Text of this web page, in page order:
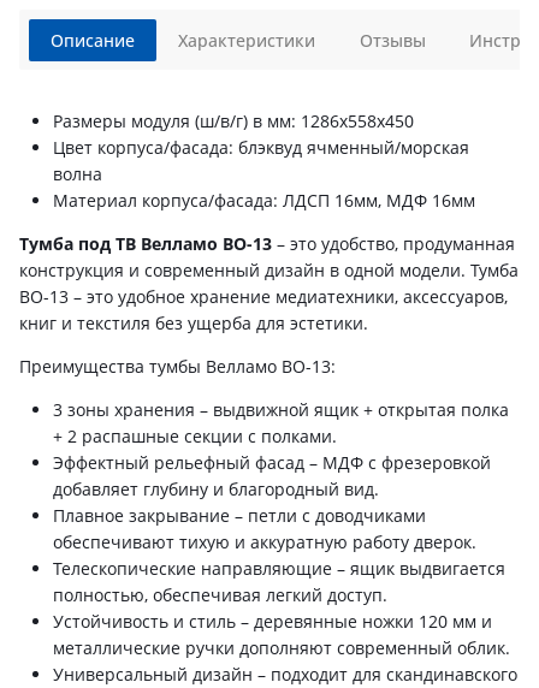
Описание
Размеры модуля (ш/в/г) в мм: 1286х558х450
Цвет корпуса/фасада: блэквуд ячменный/морская
волна
Материал корпуса/фасада: ЛДСП 16мм, МДФ 16мм
Тумба под ТВ Велламо ВО-13 – это удобство, продуманная
конструкция и современный дизайн в одной модели. Тумба
ВО-13 – это удобное хранение медиатехники, аксессуаров,
книг и текстиля без ущерба для эстетики.
Преимущества тумбы Велламо ВО-13:
3 зоны хранения – выдвижной ящик + открытая полка
+ 2 распашные секции с полками.
Эффектный рельефный фасад – МДФ с фрезеровкой
добавляет глубину и благородный вид.
Плавное закрывание – петли с доводчиками
обеспечивают тихую и аккуратную работу дверок.
Телескопические направляющие – ящик выдвигается
полностью, обеспечивая легкий доступ.
Устойчивость и стиль – деревянные ножки 120 мм и
металлические ручки дополняют современный облик.
Универсальный дизайн – подходит для скандинавского
Характеристики Отзывы